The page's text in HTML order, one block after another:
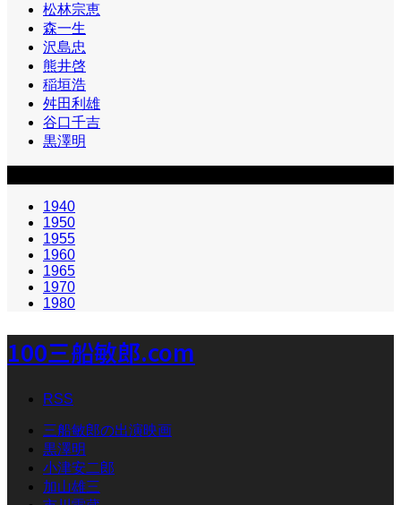
松林宗恵
森一生
沢島忠
熊井啓
稲垣浩
舛田利雄
谷口千吉
黒澤明
1940
1950
1955
1960
1965
1970
1980
100三船敏郎.com
RSS
三船敏郎の出演映画
黒澤明
小津安二郎
加山雄三